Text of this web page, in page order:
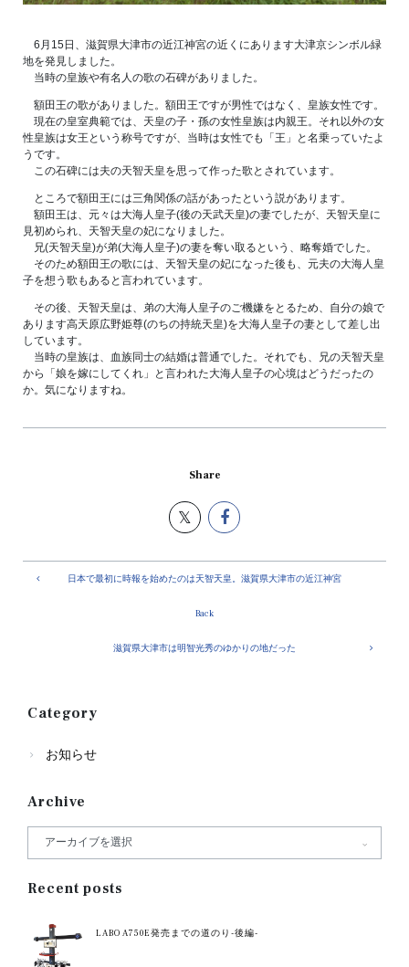
6月15日、滋賀県大津市の近江神宮の近くにあります大津京シンボル緑
地を発見しました。
当時の皇族や有名人の歌の石碑がありました。
額田王の歌がありました。額田王ですが男性ではなく、皇族女性です。
現在の皇室典範では、天皇の子・孫の女性皇族は内親王。それ以外の女
性皇族は女王という称号ですが、当時は女性でも「王」と名乗っていたよ
うです。
この石碑には夫の天智天皇を思って作った歌とされています。
ところで額田王には三角関係の話があったという説があります。
額田王は、元々は大海人皇子(後の天武天皇)の妻でしたが、天智天皇に
見初められ、天智天皇の妃になりました。
兄(天智天皇)が弟(大海人皇子)の妻を奪い取るという、略奪婚でした。
そのため額田王の歌には、天智天皇の妃になった後も、元夫の大海人皇
子を想う歌もあると言われています。
その後、天智天皇は、弟の大海人皇子のご機嫌をとるため、自分の娘で
あります高天原広野姫尊(のちの持統天皇)を大海人皇子の妻として差し出
しています。
当時の皇族は、血族同士の結婚は普通でした。それでも、兄の天智天皇
から「娘を嫁にしてくれ」と言われた大海人皇子の心境はどうだったの
か。気になりますね。
Share
日本で最初に時報を始めたのは天智天皇。滋賀県大津市の近江神宮
Back
滋賀県大津市は明智光秀のゆかりの地だった
Category
お知らせ
Archive
Recent posts
LABO A750E発売までの道のり-後編-